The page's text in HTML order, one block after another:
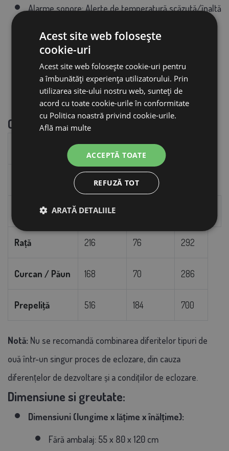
Alarme sonore: Alerte de temperatură scăzută/înaltă
Volum intern: 251 litri
Capacitatea rezervorului de apă: 5,4 litri
Mecanism de rotație a tăvii: aluminiu AA 5754
Fixare internă: oțel inoxidabil AISI 304
Capacitatea pentru ouă:
Incubare Eclozare
216 8450
100
Rață 216 76 292
Curcan / Păun 168 70 286
Prepeliţă 516 184 700
Notă: Nu se recomandă combinarea diferitelor tipuri de
ouă într-un singur proces de eclozare, din cauza
diferențelor de dezvoltare și a condițiilor de eclozare.
Dimensiune si greutate:
Dimensiuni (lungime x lățime x înălțime):
Fără ambalaj: 55 x 80 x 120 cm
Acest site web folosește
cookie-uri
Acest site web folosește cookie-uri pentru
a îmbunătăți experiența utilizatorului. Prin
utilizarea site-ului nostru web, sunteți de
acord cu toate cookie-urile în conformitate
cu Politica noastră privind cookie-urile.
Află mai multe
ACCEPTĂ TOATE
REFUZĂ TOT
ARATĂ DETALIILE